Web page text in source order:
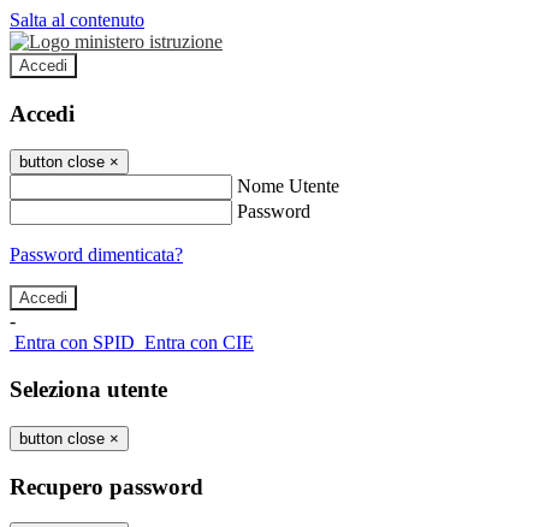
Salta al contenuto
Accedi
Accedi
button close ×
Nome Utente
Password
Password dimenticata?
-
Entra con SPID Entra con CIE
Seleziona utente
button close ×
Recupero password